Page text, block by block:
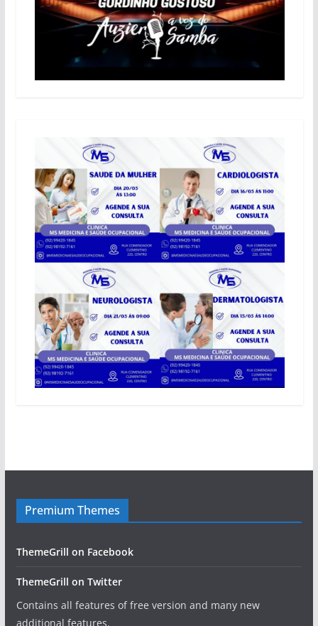
Premium Themes
ThemeGrill on Facebook
ThemeGrill on Twitter
Contains all features of free version and many new
additional features.